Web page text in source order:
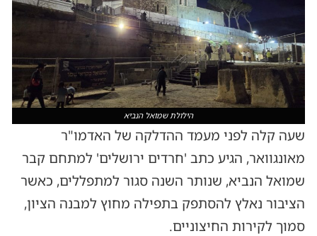
הילולת שמואל הנביא
שעה קלה לפני מעמד ההדלקה של האדמו"ר
מאונגוואר, הגיע כתב 'חרדים ירושלים' למתחם קבר
שמואל הנביא, שנותר השנה סגור למתפללים, כאשר
הציבור נאלץ להסתפק בתפילה מחוץ למבנה הציון,
סמוך לקירות החיצוניים.